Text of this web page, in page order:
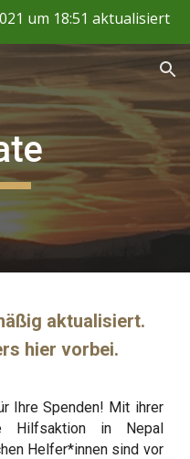
um 18:51 aktualisiert
aktualisiert.
hier vorbei.
Ihre Spenden! Mit ihrer
Hilfsaktion in Nepal
Helfer*innen sind vor